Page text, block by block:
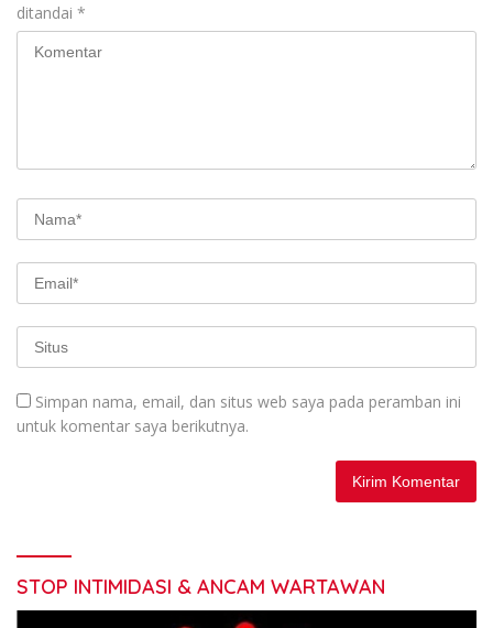
ditandai *
Simpan nama, email, dan situs web saya pada peramban ini
untuk komentar saya berikutnya.
STOP INTIMIDASI & ANCAM WARTAWAN